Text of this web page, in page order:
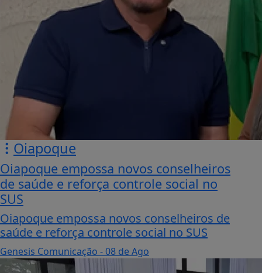
Oiapoque
Oiapoque empossa novos conselheiros
de saúde e reforça controle social no
SUS
Oiapoque empossa novos conselheiros de
saúde e reforça controle social no SUS
Genesis Comunicação - 08 de Ago